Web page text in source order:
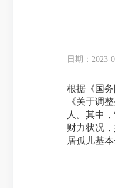
日期：2023-
根据《国
《关于调
人。其中
财力状况
居孤儿基